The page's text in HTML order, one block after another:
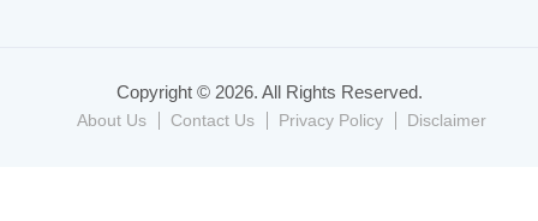
Copyright © 2026. All Rights Reserved.
About Us Contact Us Privacy Policy Disclaimer